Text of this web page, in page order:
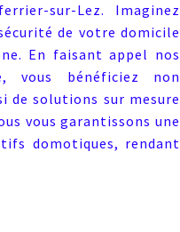
sur-Lez. Imaginez
de votre domicile
En faisant appel nos
vous bénéficiez non
de solutions sur mesure
vous garantissons une
domotiques, rendant